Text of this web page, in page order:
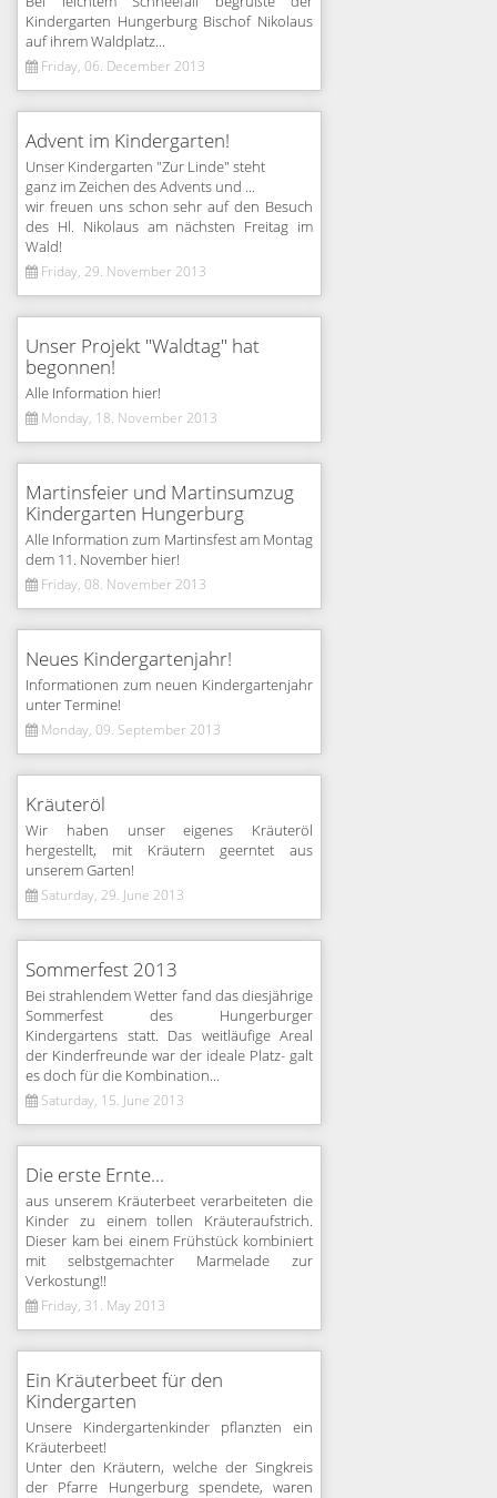
Kindergarten Hungerburg Bischof Nikolaus
auf ihrem Waldplatz...
Friday, 06. December 2013
Advent im Kindergarten!
Unser Kindergarten "Zur Linde" steht
ganz im Zeichen des Advents und ...
wir freuen uns schon sehr auf den Besuch
des Hl. Nikolaus am nächsten Freitag im
Wald!
Friday, 29. November 2013
Unser Projekt "Waldtag" hat
begonnen!
Alle Information hier!
Monday, 18. November 2013
Martinsfeier und Martinsumzug
Kindergarten Hungerburg
Alle Information zum Martinsfest am Montag
dem 11. November hier!
Friday, 08. November 2013
Neues Kindergartenjahr!
Informationen zum neuen Kindergartenjahr
unter Termine!
Monday, 09. September 2013
Kräuteröl
Wir haben unser eigenes Kräuteröl
hergestellt, mit Kräutern geerntet aus
unserem Garten!
Saturday, 29. June 2013
Sommerfest 2013
Bei strahlendem Wetter fand das diesjährige
Sommerfest des Hungerburger
Kindergartens statt. Das weitläufige Areal
der Kinderfreunde war der ideale Platz- galt
es doch für die Kombination...
Saturday, 15. June 2013
Die erste Ernte...
aus unserem Kräuterbeet verarbeiteten die
Kinder zu einem tollen Kräuteraufstrich.
Dieser kam bei einem Frühstück kombiniert
mit selbstgemachter Marmelade zur
Verkostung!!
Friday, 31. May 2013
Ein Kräuterbeet für den
Kindergarten
Unsere Kindergartenkinder pflanzten ein
Kräuterbeet!
Unter den Kräutern, welche der Singkreis
der Pfarre Hungerburg spendete, waren